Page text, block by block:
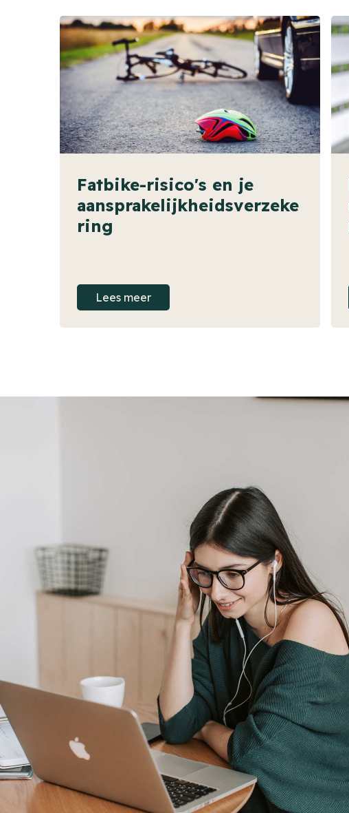
Fatbike-risico's en je
aansprakelijkheidsverzeke
ring
Lees meer